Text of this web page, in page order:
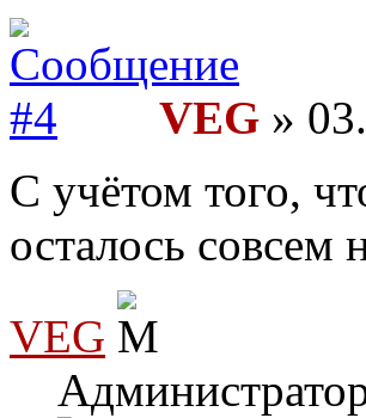
VEG »
С учётом того,
осталось
VEG